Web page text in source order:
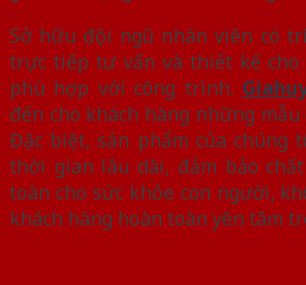
Sở hữu đội ngũ nhân viên có
trực tiếp tư vấn và thiết kế cho
phù hợp với công trình.
đến cho khách hàng những
Đặc biệt, sản phẩm của chúng
thời gian lâu dài, đảm bảo
toàn cho sức khỏe con người,
khách hàng hoàn toàn yên tâm